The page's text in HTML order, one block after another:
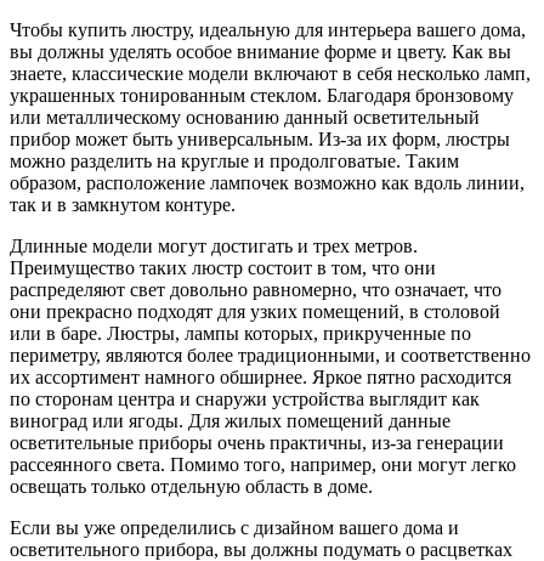
Чтобы купить люстру, идеальную для интерьера вашего дома,
вы должны уделять особое внимание форме и цвету. Как вы
знаете, классические модели включают в себя несколько ламп,
украшенных тонированным стеклом. Благодаря бронзовому
или металлическому основанию данный осветительный
прибор может быть универсальным. Из-за их форм, люстры
можно разделить на круглые и продолговатые. Таким
образом, расположение лампочек возможно как вдоль линии,
так и в замкнутом контуре.
Длинные модели могут достигать и трех метров.
Преимущество таких люстр состоит в том, что они
распределяют свет довольно равномерно, что означает, что
они прекрасно подходят для узких помещений, в столовой
или в баре. Люстры, лампы которых, прикрученные по
периметру, являются более традиционными, и соответственно
их ассортимент намного обширнее. Яркое пятно расходится
по сторонам центра и снаружи устройства выглядит как
виноград или ягоды. Для жилых помещений данные
осветительные приборы очень практичны, из-за генерации
рассеянного света. Помимо того, например, они могут легко
освещать только отдельную область в доме.
Если вы уже определились с дизайном вашего дома и
осветительного прибора, вы должны подумать о расцветках